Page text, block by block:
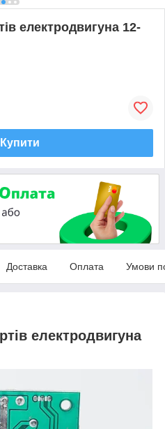
електродвигуна 12-
Купити
Доставка Оплата Умови
електродвигуна